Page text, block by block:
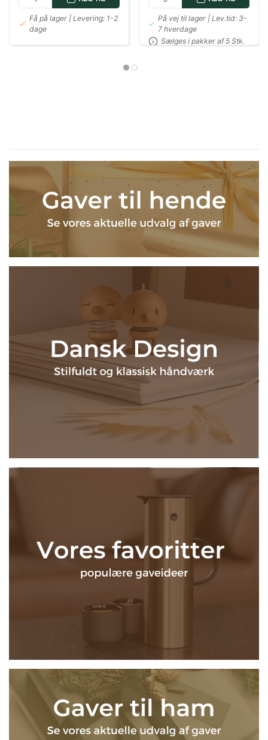
Få på lager | Levering: 1-2
dage
På vej til lager | Lev.tid: 3-
7 hverdage
Sælges i pakker af 5 Stk.